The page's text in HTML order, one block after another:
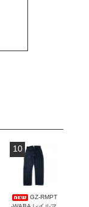
10
GZ-RMPT